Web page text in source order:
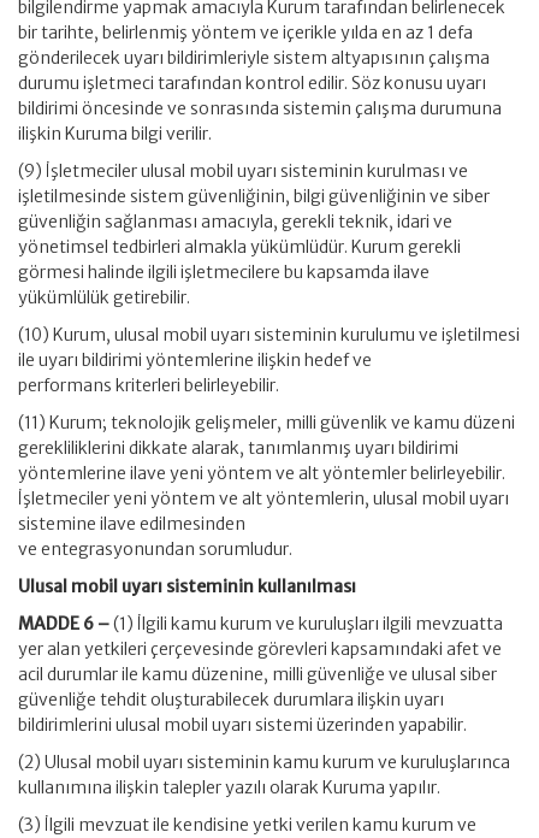
bilgilendirme yapmak amacıyla Kurum tarafından belirlenecek
bir tarihte, belirlenmiş yöntem ve içerikle yılda en az 1 defa
gönderilecek uyarı bildirimleriyle sistem altyapısının çalışma
durumu işletmeci tarafından kontrol edilir. Söz konusu uyarı
bildirimi öncesinde ve sonrasında sistemin çalışma durumuna
ilişkin Kuruma bilgi verilir.
(9) İşletmeciler ulusal mobil uyarı sisteminin kurulması ve
işletilmesinde sistem güvenliğinin, bilgi güvenliğinin ve siber
güvenliğin sağlanması amacıyla, gerekli teknik, idari ve
yönetimsel tedbirleri almakla yükümlüdür. Kurum gerekli
görmesi halinde ilgili işletmecilere bu kapsamda ilave
yükümlülük getirebilir.
(10) Kurum, ulusal mobil uyarı sisteminin kurulumu ve işletilmesi
ile uyarı bildirimi yöntemlerine ilişkin hedef ve
performans kriterleri belirleyebilir.
(11) Kurum; teknolojik gelişmeler, milli güvenlik ve kamu düzeni
gerekliliklerini dikkate alarak, tanımlanmış uyarı bildirimi
yöntemlerine ilave yeni yöntem ve alt yöntemler belirleyebilir.
İşletmeciler yeni yöntem ve alt yöntemlerin, ulusal mobil uyarı
sistemine ilave edilmesinden
ve entegrasyonundan sorumludur.
Ulusal mobil uyarı sisteminin kullanılması
MADDE 6 –(1) İlgili kamu kurum ve kuruluşları ilgili mevzuatta
yer alan yetkileri çerçevesinde görevleri kapsamındaki afet ve
acil durumlar ile kamu düzenine, milli güvenliğe ve ulusal siber
güvenliğe tehdit oluşturabilecek durumlara ilişkin uyarı
bildirimlerini ulusal mobil uyarı sistemi üzerinden yapabilir.
(2) Ulusal mobil uyarı sisteminin kamu kurum ve kuruluşlarınca
kullanımına ilişkin talepler yazılı olarak Kuruma yapılır.
(3) İlgili mevzuat ile kendisine yetki verilen kamu kurum ve